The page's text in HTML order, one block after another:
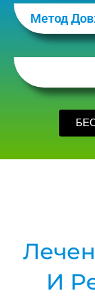
Метод
И